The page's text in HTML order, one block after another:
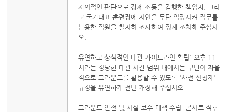
자의적인 판단으로 강제 소등을 감행한 책임자, 그리
고 국가대표 훈련장에 지인을 무단 입장시켜 직무를
남용한 직원을 철저히 조사하여 징계 조치해 주십시
오.
유연하고 상식적인 대관 가이드라인 확립: 오후 11
시라는 정당한 대관 시간 범위 내에서는 구단이 자율
적으로 그라운드를 활용할 수 있도록 '사전 신청제'
규정을 유연하게 전면 개정해 주십시오.
그라운드 안전 및 시설 보수 대책 수립: 콘서트 직후